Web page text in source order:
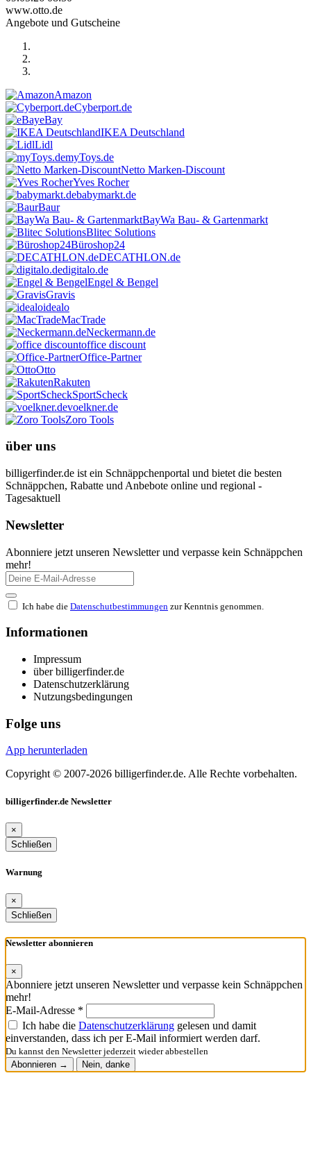
www.otto.de
Angebote und Gutscheine
Amazon
Cyberport.de
eBay
IKEA Deutschland
Lidl
myToys.de
Netto Marken-Discount
Yves Rocher
babymarkt.de
Baur
BayWa Bau- & Gartenmarkt
Blitec Solutions
Büroshop24
DECATHLON.de
digitalo.de
Engel & Bengel
Gravis
idealo
MacTrade
Neckermann.de
office discount
Office-Partner
Otto
Rakuten
SportScheck
voelkner.de
Zoro Tools
über uns
billigerfinder.de ist ein Schnäppchenportal und bietet die besten
Schnäppchen, Rabatte und Anbebote online und regional -
Tagesaktuell
Newsletter
Abonniere jetzt unseren Newsletter und verpasse kein Schnäppchen
mehr!
Ich habe die Datenschutbestimmungen zur Kenntnis genommen.
Informationen
Impressum
über billigerfinder.de
Datenschutzerklärung
Nutzungsbedingungen
Folge uns
App herunterladen
Copyright © 2007-2026 billigerfinder.de. Alle Rechte vorbehalten.
billigerfinder.de Newsletter
×
Schließen
Warnung
×
Schließen
Newsletter abonnieren
×
Abonniere jetzt unseren Newsletter und verpasse kein Schnäppchen
mehr!
E-Mail-Adresse *
Ich habe die Datenschutzerklärung gelesen und damit
einverstanden, dass ich per E-Mail informiert werden darf.
Du kannst den Newsletter jederzeit wieder abbestellen
Abonnieren →
Nein, danke